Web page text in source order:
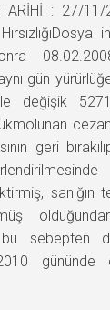
: 27/11/
gün
değişik
geri
sanığın
bu sebepten
gününde